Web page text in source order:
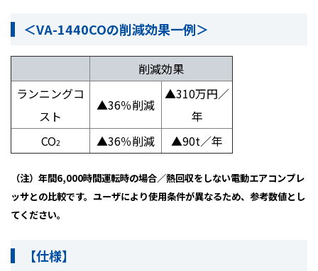
＜VA-1440COの削減効果一例＞
削減効果
ランニングコ
スト
▲36％削減
▲310万円／
年
CO2 ▲36％削減 ▲90t／年
（注）年間6,000時間運転時の場合／熱回収をしない電動エアコンプレ
ッサとの比較です。ユーザにより使用条件が異なるため、参考数値とし
てください。
【仕様】